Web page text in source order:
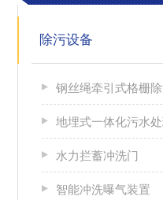
除污设备
钢丝绳牵引式格栅
地埋式一体化污水
水力拦蓄冲洗门
智能冲洗曝气装置